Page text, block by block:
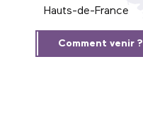
Hauts-de-France
Comment venir ?